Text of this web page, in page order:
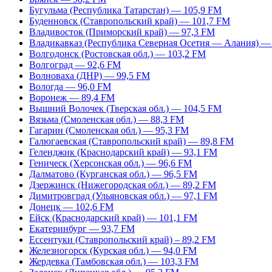
Бугульма (Республика Татарстан) — 105,9 FM
Буденновск (Ставропольский край) — 101,7 FM
Владивосток (Приморский край) — 97,3 FM
Владикавказ (Республика Северная Осетия — Алания)
Волгодонск (Ростовская обл.) — 103,2 FM
Волгоград — 92,6 FM
Волноваха (ДНР) — 99,5 FM
Вологда — 96,0 FM
Воронеж — 89,4 FM
Вышний Волочек (Тверская обл.) — 104,5 FM
Вязьма (Смоленская обл.) — 88,3 FM
Гагарин (Смоленская обл.) — 95,3 FM
Галюгаевская (Ставропольский край) — 89,8 FM
Геленджик (Краснодарский край) — 93,1 FM
Геническ (Херсонская обл.) — 96,6 FM
Далматово (Курганская обл.) — 96,5 FM
Дзержинск (Нижегородская обл.) — 89,2 FM
Димитровград (Ульяновская обл.) — 97,1 FM
Донецк — 102,6 FM
Ейск (Краснодарский край) — 101,1 FM
Екатеринбург — 93,7 FM
Ессентуки (Ставропольский край) – 89,2 FM
Железногорск (Курская обл.) — 94,0 FM
Жердевка (Тамбовская обл.) — 103,3 FM